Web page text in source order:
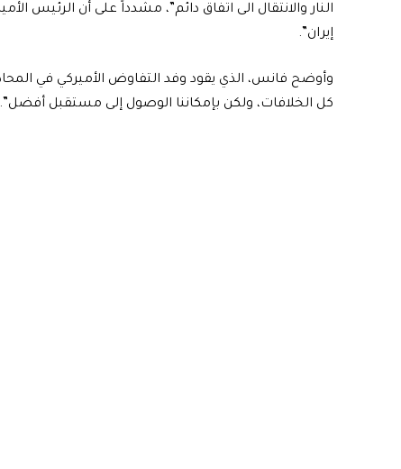
النار والانتقال الى اتفاق دائم”، مشدداً على أن الرئيس
إيران”.
وأوضح فانس، الذي يقود وفد التفاوض الأميركي في
كل الخلافات، ولكن بإمكاننا الوصول إلى مستقبل أفضل”.